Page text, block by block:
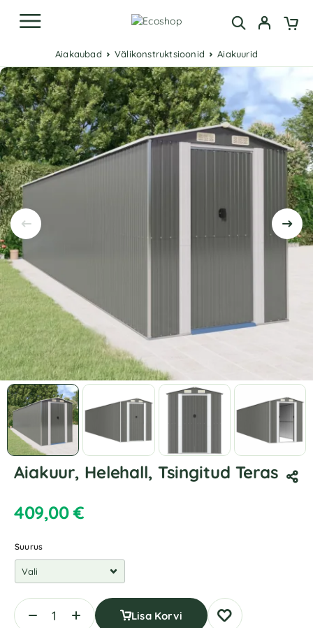
Aiakaubad Välikonstruktsioonid Aiakuurid
Aiakuur, Helehall, Tsingitud Teras
409,00€
Suurus
Lisa Korvi